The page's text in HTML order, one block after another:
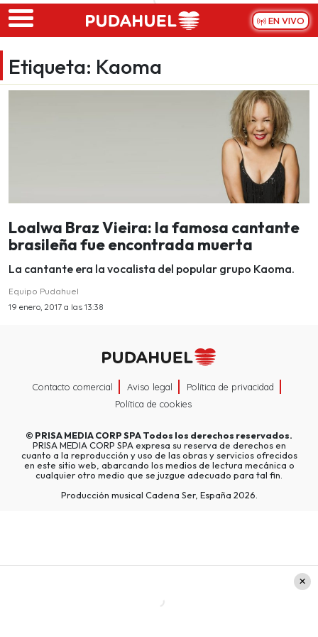
Skip to main content
EN VIVO
Etiqueta: Kaoma
Loalwa Braz Vieira: la famosa cantante
brasileña fue encontrada muerta
La cantante era la vocalista del popular grupo Kaoma.
Equipo Pudahuel
19 enero, 2017 a las 13:38
Contacto comercial Aviso legal
Política de privacidad
Política de cookies
© PRISA MEDIA CORP SPATodos los derechos reservados.
PRISA MEDIA CORP SPA expresa su reserva de derechos en
cuanto a la reproducción y uso de las obras y servicios ofrecidos
en este sitio web, abarcando los medios de lectura mecánica o
cualquier otro medio que se juzgue adecuado para tal fin.
Producción musical Cadena Ser, España 2026.